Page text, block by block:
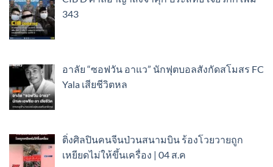
343
อาลัย “ซอฟวัน อาแว” นักฟุตบอลสังกัดสโมสร FC
Yala เสียชีวิตหล
ติ่งศิลปินคนจีนป่วนสนามบิน ร้องโวยวายถูก
เหยียดไม่ให้ขึ้นเครื่อง | 04 ส.ค